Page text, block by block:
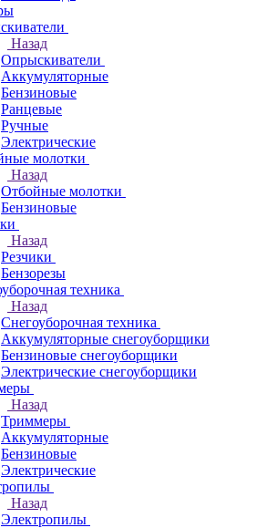
Назад
Опрыскиватели
Аккумуляторные
Бензиновые
Ранцевые
Ручные
Электрические
молотки
Назад
Отбойные молотки
Бензиновые
Назад
Резчики
Бензорезы
техника
Назад
Снегоуборочная техника
Аккумуляторные снегоуборщики
Бензиновые снегоуборщики
Электрические снегоуборщики
Назад
Триммеры
Аккумуляторные
Бензиновые
Электрические
Назад
Электропилы